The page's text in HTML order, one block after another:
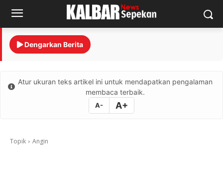
Dengarkan Berita
Atur ukuran teks artikel ini untuk mendapatkan pengalaman
membaca terbaik.
A- A+
Topik Angin